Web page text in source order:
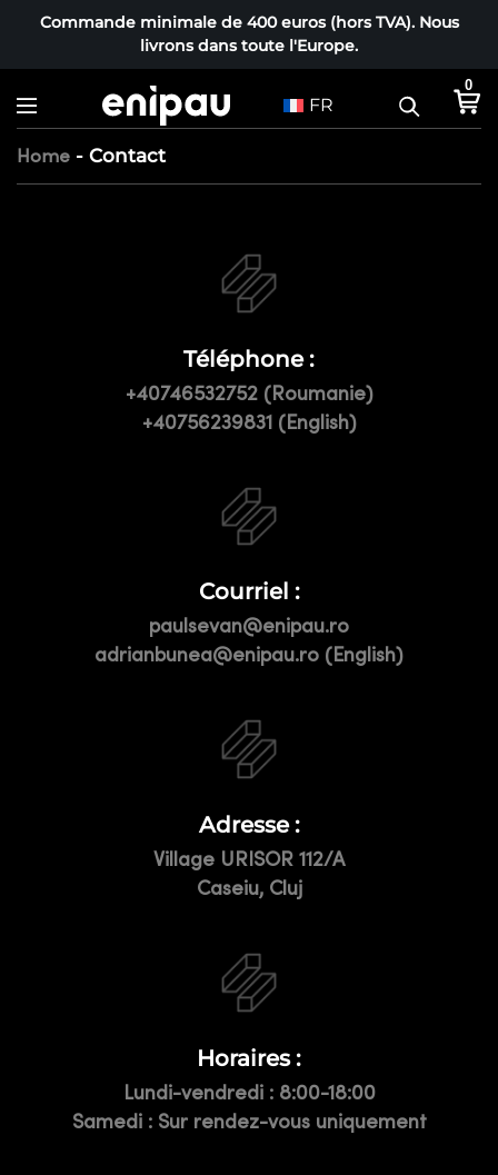
Commande minimale de 400 euros (hors TVA). Nous
livrons dans toute l'Europe.
FR
0
Home - Contact
Téléphone :
+40746532752 (Roumanie)
+40756239831 (English)
Courriel :
paulsevan@enipau.ro
adrianbunea@enipau.ro (English)
Adresse :
Village URISOR 112/A
Caseiu, Cluj
Horaires :
Lundi-vendredi : 8:00-18:00
Samedi : Sur rendez-vous uniquement